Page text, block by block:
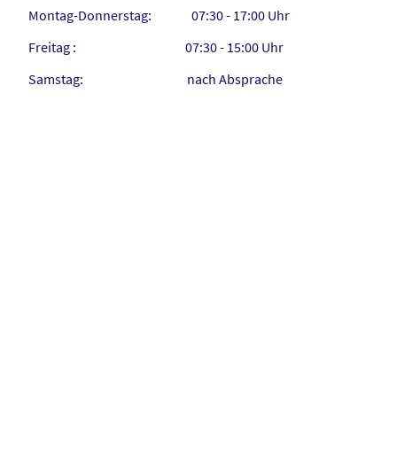
Montag-Donnerstag: 07:30 - 17:00 Uhr
Freitag : 07:30 - 15:00 Uhr
Samstag: nach Absprache